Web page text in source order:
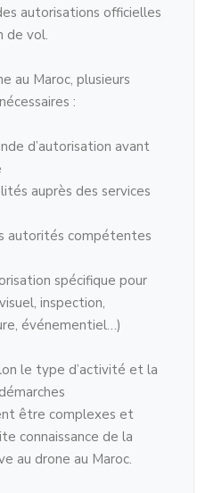
autorisations officielles
de vol.
au Maroc, plusieurs
:
d’autorisation avant
auprès des services
autorités compétentes
spécifique pour
inspection,
événementiel…)
le type d’activité et la
être complexes et
connaissance de la
au drone au Maroc.